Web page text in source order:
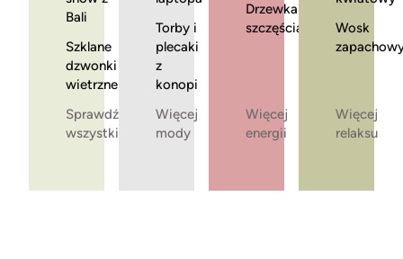
Bali
Szklane
dzwonki
wietrzne
Sprawdź
wszystkie
Torby i
plecaki
z
konopi
Więcej
mody
Drzewka
szczęścia
Więcej
energii
Wosk
Więcej
relaksu